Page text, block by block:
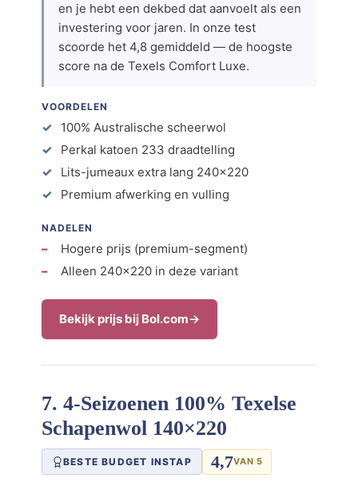
en je hebt een dekbed dat aanvoelt als een
investering voor jaren. In onze test
scoorde het 4,8 gemiddeld — de hoogste
score na de Texels Comfort Luxe.
VOORDELEN
100% Australische scheerwol
Perkal katoen 233 draadtelling
Lits-jumeaux extra lang 240×220
Premium afwerking en vulling
NADELEN
Hogere prijs (premium-segment)
Alleen 240×220 in deze variant
Bekijk prijs bij Bol.com
7. 4-Seizoenen 100% Texelse
Schapenwol 140×220
BESTE BUDGET INSTAP 4,7VAN 5